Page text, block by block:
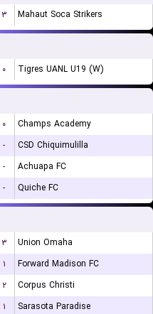
۳ Mahaut Soca Strikers
۰ Tigres UANL U19 (W)
۰
Champs Academy
-
CSD Chiquimulilla
-
Achuapa FC
- Quiche FC
۳
Union Omaha
۱
Forward Madison FC
۲
Corpus Christi
۱
Sarasota Paradise